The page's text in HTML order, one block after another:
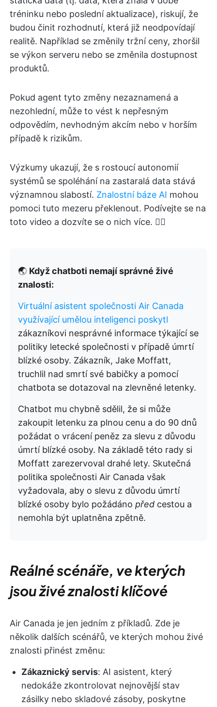
tréninku nebo poslední aktualizace), riskují, že
budou činit rozhodnutí, která již neodpovídají
realitě. Například se změnily tržní ceny, zhoršil
se výkon serveru nebo se změnila dostupnost
produktů.
Pokud agent tyto změny nezaznamená a
nezohlední, může to vést k nepřesným
odpovědím, nevhodným akcím nebo v horším
případě k rizikům.
Výzkumy ukazují, že s rostoucí autonomií
systémů se spoléhání na zastaralá data stává
významnou slabostí. Znalostní báze AI mohou
pomoci tuto mezeru překlenout. Podívejte se na
toto video a dozvíte se o nich více. 👇🏼
🌏 Když chatboti nemají správné živé
znalosti:
Virtuální asistent společnosti Air Canada
využívající umělou inteligenci poskytl
zákazníkovi nesprávné informace týkající se
politiky letecké společnosti v případě úmrtí
blízké osoby. Zákazník, Jake Moffatt,
truchlil nad smrtí své babičky a pomocí
chatbota se dotazoval na zlevněné letenky.
Chatbot mu chybně sdělil, že si může
zakoupit letenku za plnou cenu a do 90 dnů
požádat o vrácení peněz za slevu z důvodu
úmrtí blízké osoby. Na základě této rady si
Moffatt zarezervoval drahé lety. Skutečná
politika společnosti Air Canada však
vyžadovala, aby o slevu z důvodu úmrtí
blízké osoby bylo požádáno před cestou a
nemohla být uplatněna zpětně.
Reálné scénáře, ve kterých
jsou živé znalosti klíčové
Air Canada je jen jedním z příkladů. Zde je
několik dalších scénářů, ve kterých mohou živé
znalosti přinést změnu:
Zákaznický servis: AI asistent, který
nedokáže zkontrolovat nejnovější stav
zásilky nebo skladové zásoby, poskytne